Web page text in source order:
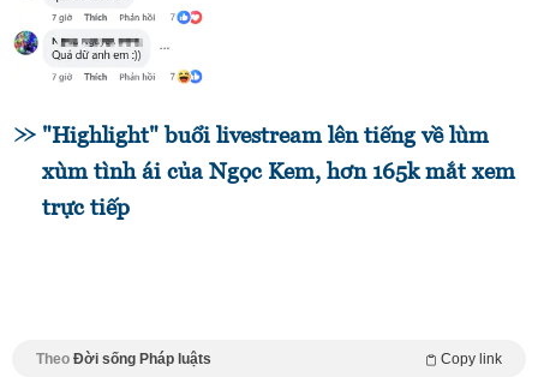
"Highlight" buổi livestream lên tiếng về lùm
xùm tình ái của Ngọc Kem, hơn 165k mắt xem
trực tiếp
Theo Đời sống Pháp luậts Copy link